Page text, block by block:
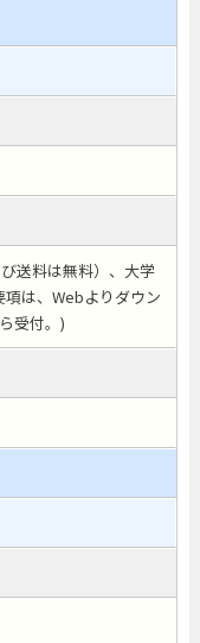
送料は無料）、大学
は、Webよりダウン
受付。)